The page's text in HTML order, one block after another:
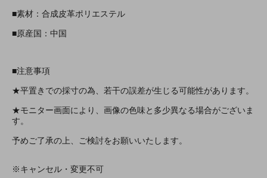
■素材：合成皮革ポリエステル
■原産国：中国
■注意事項
★平置きでの採寸の為、若干の誤差が生じる可能性があります。
★モニター画面により、画像の色味と多少異なる場合がございま
す。
予めご了承の上、ご検討をお願いいたします。
※キャンセル・変更不可